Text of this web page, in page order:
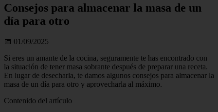
Consejos para almacenar la masa de un
día para otro
📅 01/09/2025
Si eres un amante de la cocina, seguramente te has encontrado con
la situación de tener masa sobrante después de preparar una receta.
En lugar de desecharla, te damos algunos consejos para almacenar la
masa de un día para otro y aprovecharla al máximo.
Contenido del artículo